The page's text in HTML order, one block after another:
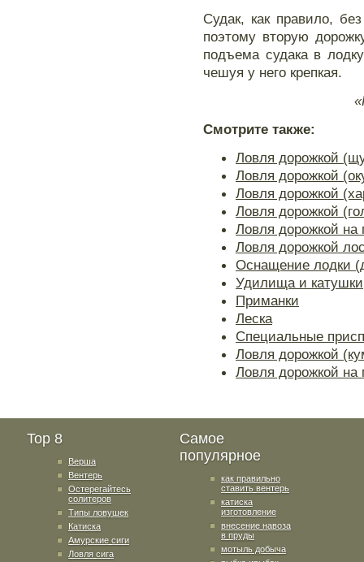
Судак, как правило,
поэтому вторую
подъема судака в
чешуя у него крепкая.
Смотрите также:
Ловля дорожкой
Ловля дорожкой
Ловля дорожкой
Ловля дорожкой
Ловля дорожкой на
Ловля дорожкой
Оснащение лодки
Удилища и катушки
Приманки
Леска
Специальные
Ловля дорожкой
Ловля дорожкой на
Top 8
Верша
Вентерь
Остерегайтесь
солитеров
Типы ловушек
Катиска
Амурские сиги
Ловля сига
Самое
популярное
как правильно
ставить вентерь
катиска
изготовление
внесение навоза
в пруды
мотыль добыча